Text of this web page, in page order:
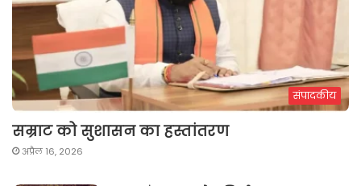
संपादकीय
सम्राट को सुशासन का हस्तांतरण
अप्रैल 16, 2026